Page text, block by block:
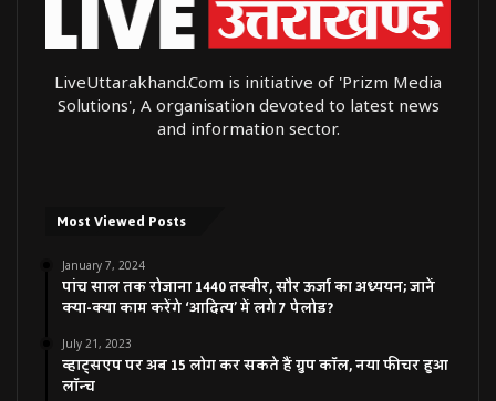
LiveUttarakhand.Com is initiative of 'Prizm Media
Solutions', A organisation devoted to latest news
and information sector.
Most Viewed Posts
January 7, 2024
पांच साल तक रोजाना 1440 तस्वीर, सौर ऊर्जा का अध्ययन; जानें
क्या-क्या काम करेंगे ‘आदित्य’ में लगे 7 पेलोड?
July 21, 2023
व्हाट्सएप पर अब 15 लोग कर सकते हैं ग्रुप कॉल, नया फीचर हुआ
लॉन्च